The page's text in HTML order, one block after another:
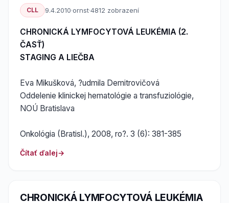
CLL 9.4.2010·ornst·4812 zobrazení
CHRONICKÁ LYMFOCYTOVÁ LEUKÉMIA (2.
ČASŤ)
STAGING A LIEČBA
Eva Mikušková, ?udmila Demitrovičová
Oddelenie klinickej hematológie a transfuziológie,
NOÚ Bratislava
Onkológia (Bratisl.), 2008, ro?. 3 (6): 381-385
Čítať ďalej
CHRONICKÁ LYMFOCYTOVÁ LEUKÉMIA